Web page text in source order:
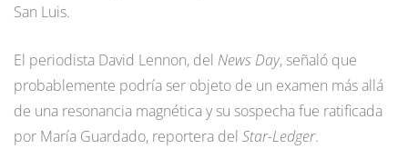
San Luis.
El periodista David Lennon, del News Day, señaló que
probablemente podría ser objeto de un examen más allá
de una resonancia magnética y su sospecha fue ratificada
por María Guardado, reportera del Star-Ledger.